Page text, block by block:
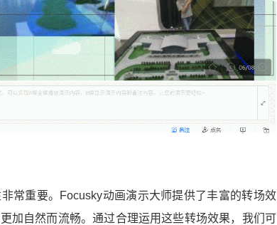
常重要。Focusky动画演示大师提供了丰富的转场效
加自然而流畅。通过合理运用这些转场效果，我们可